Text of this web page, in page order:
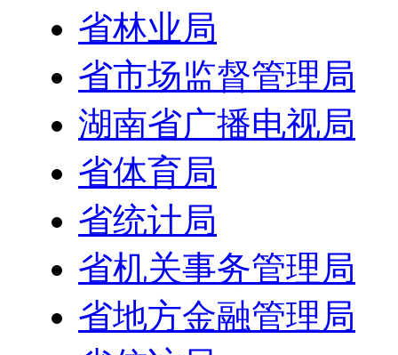
省林业局
省市场监督管理局
湖南省广播电视局
省体育局
省统计局
省机关事务管理局
省地方金融管理局